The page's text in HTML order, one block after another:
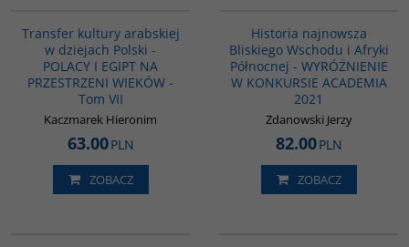
Transfer kultury arabskiej
w dziejach Polski -
POLACY I EGIPT NA
PRZESTRZENI WIEKÓW -
Tom VII
Kaczmarek Hieronim
63.00PLN
ZOBACZ
Historia najnowsza
Bliskiego Wschodu i Afryki
Północnej - WYRÓŻNIENIE
W KONKURSIE ACADEMIA
2021
Zdanowski Jerzy
82.00PLN
ZOBACZ